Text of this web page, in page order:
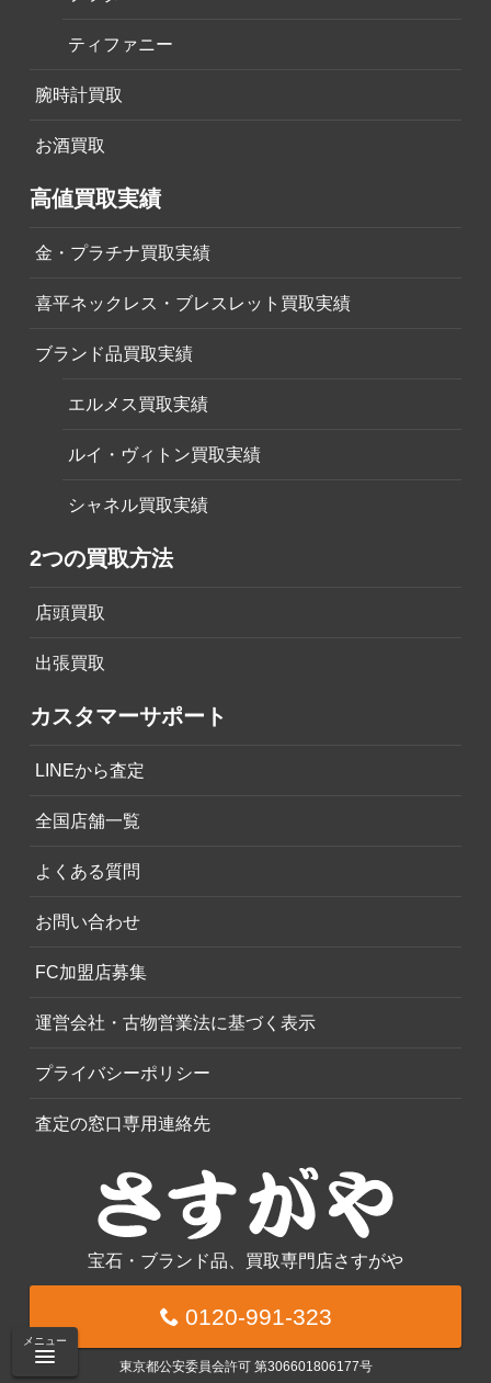
メニュー
ティファニー
腕時計買取
お酒買取
高値買取実績
金・プラチナ買取実績
喜平ネックレス・ブレスレット買取実績
ブランド品買取実績
エルメス買取実績
ルイ・ヴィトン買取実績
シャネル買取実績
2つの買取方法
店頭買取
出張買取
カスタマーサポート
LINEから査定
全国店舗一覧
よくある質問
お問い合わせ
FC加盟店募集
運営会社・古物営業法に基づく表示
プライバシーポリシー
査定の窓口専用連絡先
宝石・ブランド品、買取専門店さすがや
0120-991-323
東京都公安委員会許可 第306601806177号